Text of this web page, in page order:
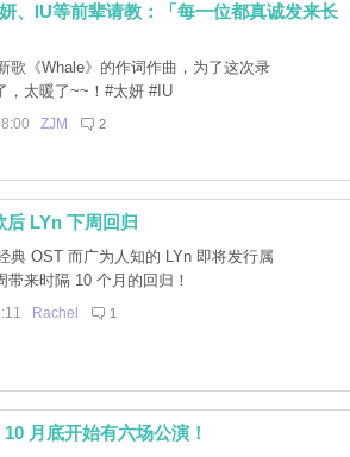
、IU等前辈请教：「每一位都真诚发来长
歌《Whale》的作词作曲，为了这次录
，太暖了~~！#太妍 #IU
ZJM 2
后 LYn 下周回归
典 OST 而广为人知的 LYn 即将发行属
来时隔 10 个月的回归！
Rachel 1
月底开始有六场公演！